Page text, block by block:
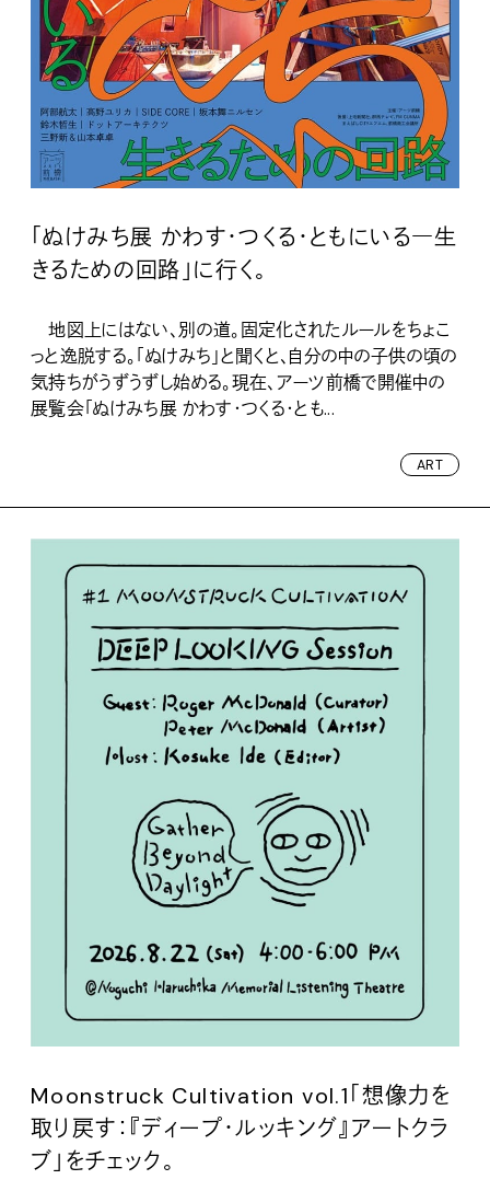
「ぬけみち展 かわす・つくる・ともにいる―生
きるための回路」に行く。
地図上にはない、別の道。固定化されたルールをちょこ
っと逸脱する。「ぬけみち」と聞くと、自分の中の子供の頃の
気持ちがうずうずし始める。現在、アーツ前橋で開催中の
展覧会「ぬけみち展 かわす・つくる・とも...
ART
Moonstruck Cultivation vol.1「想像力を
取り戻す：『ディープ・ルッキング』アートクラ
ブ」をチェック。